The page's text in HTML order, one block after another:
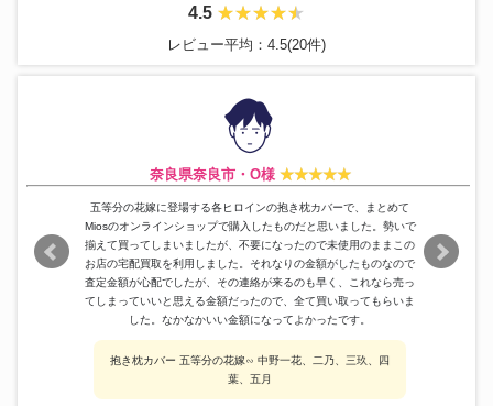
4.5
レビュー平均：4.5(20件)
奈良県奈良市・O様
五等分の花嫁に登場する各ヒロインの抱き枕カバーで、まとめて
Miosのオンラインショップで購入したものだと思いました。勢いで
揃えて買ってしまいましたが、不要になったので未使用のままこの
お店の宅配買取を利用しました。それなりの金額がしたものなので
査定金額が心配でしたが、その連絡が来るのも早く、これなら売っ
てしまっていいと思える金額だったので、全て買い取ってもらいま
した。なかなかいい金額になってよかったです。
抱き枕カバー 五等分の花嫁∽ 中野一花、二乃、三玖、四
葉、五月